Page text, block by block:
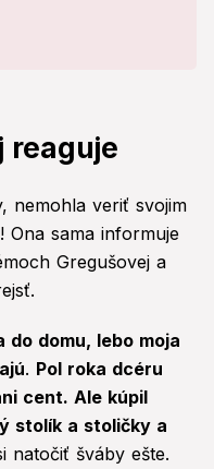
reaguje
nemohla veriť svojim
Ona sama informuje
Gregušovej a
domu, lebo moja
. Pol roka dcéru
cent. Ale kúpil
stolík a stoličky a
natočiť šváby ešte.